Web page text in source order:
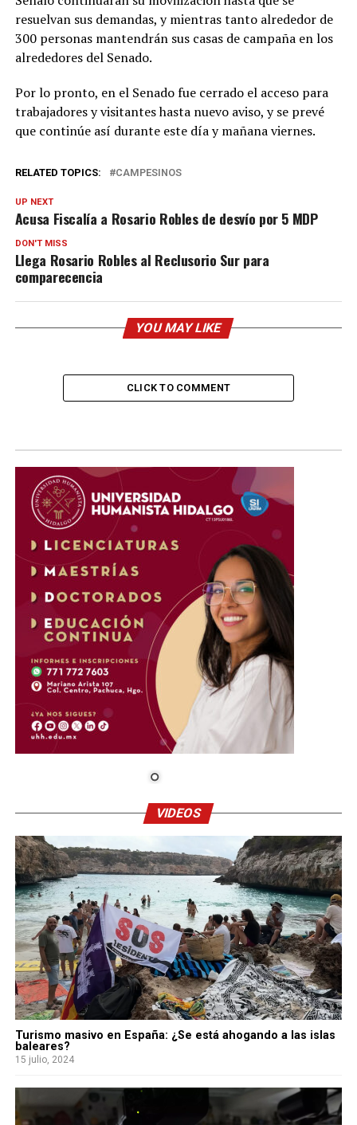
resuelvan sus demandas, y mientras tanto alrededor de
300 personas mantendrán sus casas de campaña en los
alrededores del Senado.
Por lo pronto, en el Senado fue cerrado el acceso para
trabajadores y visitantes hasta nuevo aviso, y se prevé
que continúe así durante este día y mañana viernes.
RELATED TOPICS: CAMPESINOS
UP NEXT
Acusa Fiscalía a Rosario Robles de desvío por 5 MDP
DON'T MISS
Llega Rosario Robles al Reclusorio Sur para
comparecencia
YOU MAY LIKE
CLICK TO COMMENT
VIDEOS
Turismo masivo en España: ¿Se está ahogando a las islas
baleares?
15 julio, 2024